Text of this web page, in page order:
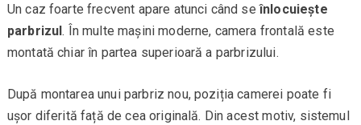
Un caz foarte frecvent apare atunci când seînlocuiește
parbrizul. În multe mașini moderne, camera frontală este
montată chiar în partea superioară a parbrizului.
După montarea unui parbriz nou, poziția camerei poate fi
ușor diferită față de cea originală. Din acest motiv, sistemul